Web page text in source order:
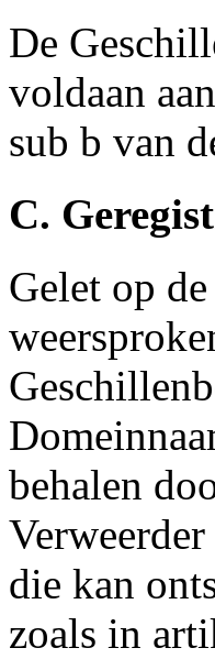
De
voldaan
sub b van
C.
Gelet op
behalen
die kan
zoals in